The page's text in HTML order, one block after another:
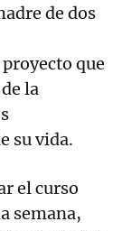
de dos
que
la
su vida.
el curso
semana,